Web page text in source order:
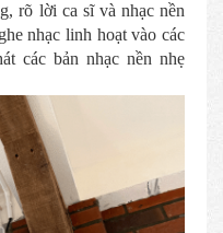
rõ lời ca sĩ và nhạc nền
nhạc linh hoạt vào các
các bản nhạc nền nhẹ